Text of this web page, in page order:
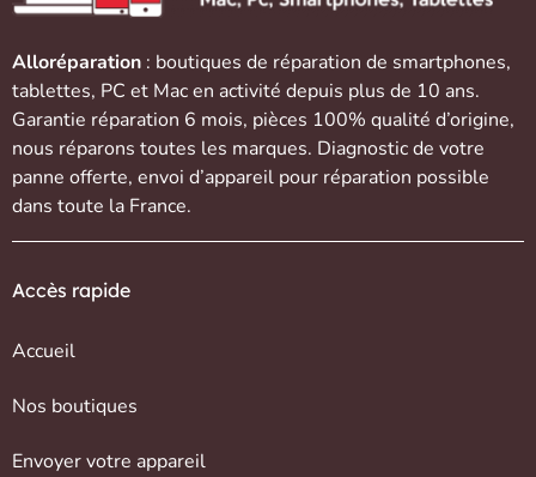
Alloréparation : boutiques de réparation de smartphones,
tablettes, PC et Macen activité depuis plus de 10 ans.
Garantie réparation 6 mois, pièces 100% qualité d’origine,
nous réparons toutes les marques. Diagnostic de votre
panne offerte, envoi d’appareil pour réparation possible
dans toute la France.
Accès rapide
Accueil
Nos boutiques
Envoyer votre appareil